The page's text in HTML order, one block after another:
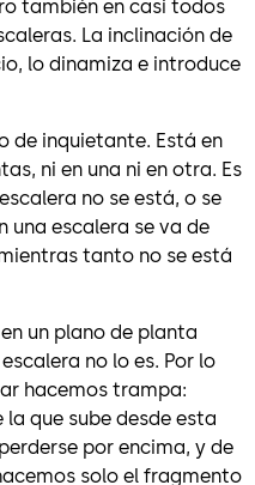
también en casi todos
La inclinación de
lo dinamiza e introduce
de inquietante. Está en
ni en una ni en otra. Es
no se está, o se
una escalera se va de
tanto no se está
un plano de planta
no lo es. Por lo
hacemos trampa:
que sube desde esta
por encima, y de
solo el fragmento